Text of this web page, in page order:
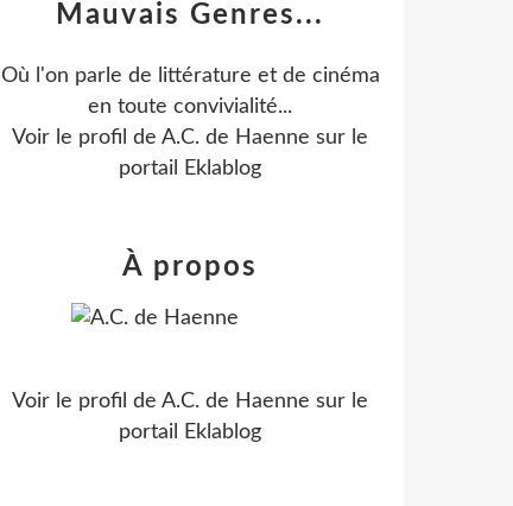
Mauvais Genres...
Où l'on parle de littérature et de cinéma
en toute convivialité...
Voir le profil de A.C. de Haenne sur le
portail Eklablog
À propos
Voir le profil de A.C. de Haenne sur le
portail Eklablog